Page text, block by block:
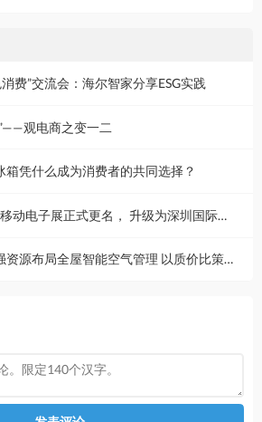
费”交流会：海尔智家分享ESG实践
观电商之变一二
凭什么成为消费者的共同选择？
重磅官宣！ 深圳国际移动电子展正式更名， 升级为深圳国际消费电子展
美的空调：世界500强资源布局全屋智能空气管理 以质价比策略覆盖多元消费场景